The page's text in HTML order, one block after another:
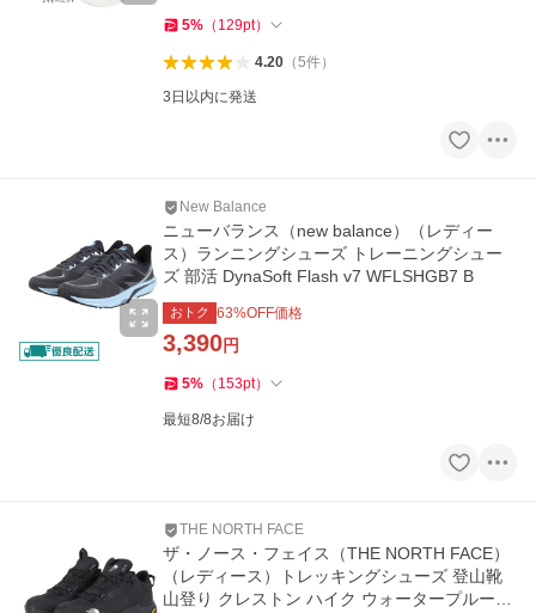
5% （ 129pt）
4.20（5件）
3日以内に発送
New Balance
ニューバランス（new balance）（レディー
ス）ランニングシューズ トレーニングシュー
ズ 部活 DynaSoft Flash v7 WFLSHGB7 B
おトク 63%OFF価格
3,390円
5% （ 153pt）
最短8/8お届け
THE NORTH FACE
ザ・ノース・フェイス（THE NORTH FACE）
（レディース）トレッキングシューズ 登山靴
山登り クレストン ハイク ウォータープルーフ